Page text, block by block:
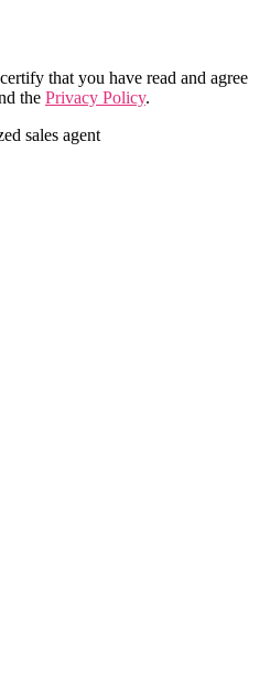
that you have read and agree
the Privacy Policy.
sales agent